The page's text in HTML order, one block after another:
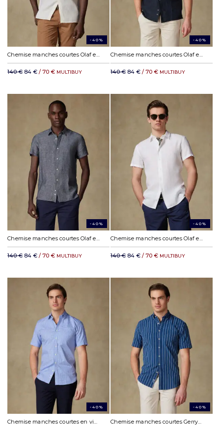
-40%
Chemise manches courtes Olaf en lin off-white
140 € 84 € / 70 € MULTIBUY
-40%
Chemise manches courtes Olaf en lin noir
140 € 84 € / 70 € MULTIBUY
-40%
140 € 84 € / 70 € MULTIBUY
-40%
140 € 84 € / 70 € MULTIBUY
-40%
Chemise manches courtes en vichy bleu - Col boutonné
-40%
Chemise manches courtes Gerry à rayures indigo - Col boutonné